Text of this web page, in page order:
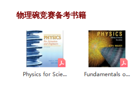
物理碗竞赛备考书籍